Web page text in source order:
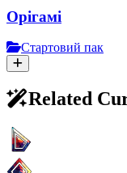
Орігамі
Стартовий пак
Related